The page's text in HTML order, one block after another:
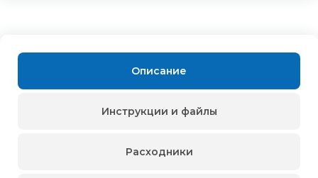
Описание
Инструкции и файлы
Расходники